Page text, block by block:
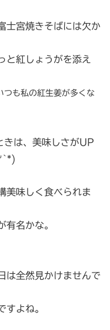
士宮焼きそばには欠か
と紅しょうがを添え
つも私の紅生姜が多くな
は、美味しさがUP
美味しく食べられま
有名かな。
は全然見かけませんで
すよね。